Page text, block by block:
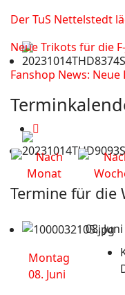
Der TuS Nettelstedt
Neue Trikots für die
Fanshop News: Neue
Termine für die
08.
Montag
08. Juni